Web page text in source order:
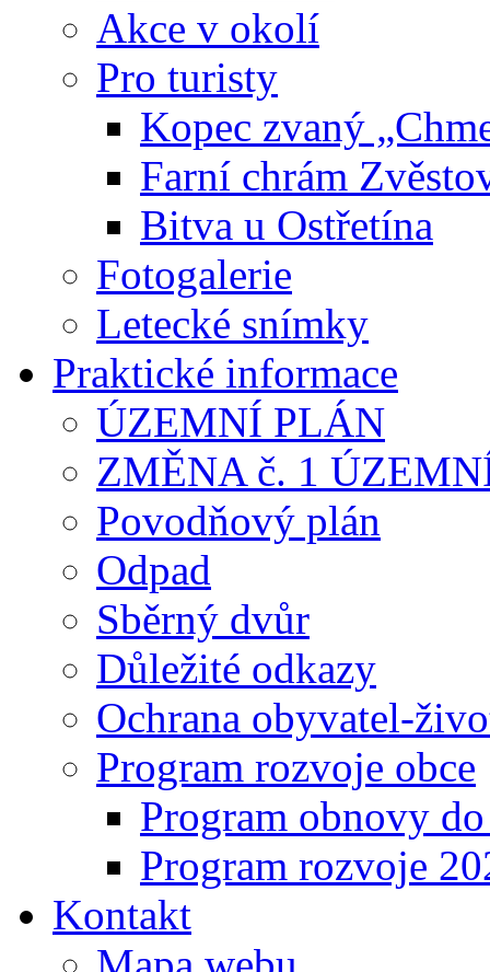
Akce v okolí
Pro turisty
Kopec zvaný
Farní chrám
Bitva u Ostřetína
Fotogalerie
Letecké snímky
Praktické informace
ÚZEMNÍ PLÁN
ZMĚNA č. 1
Povodňový plán
Odpad
Sběrný dvůr
Důležité odkazy
Ochrana obyvatel-
Program rozvoje obce
Program obnovy
Program rozvoje
Kontakt